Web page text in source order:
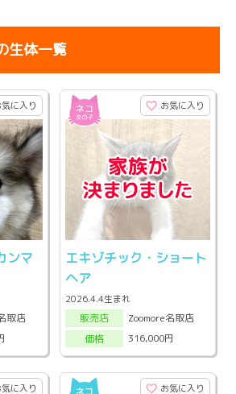
生体一覧
に入り
ンマ
取店
お気に入り
エキゾチック・ショート
ヘア
2026.4.4生まれ
販売店
Zoomore名取店
価格
316,000円
に入り お気に入り